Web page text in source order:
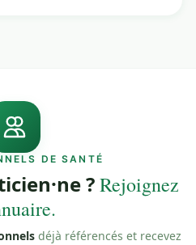
DE SANTÉ
?Rejoignez
déjà référencés et recevez